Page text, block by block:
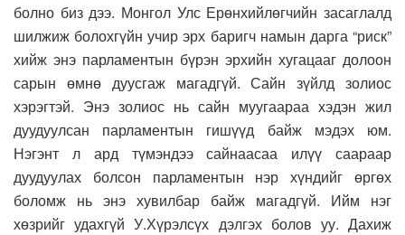
болно биз дээ. Монгол Улс Ерөнхийлөгчийн засаглалд
шилжиж болохгүйн учир эрх баригч намын дарга “риск”
хийж энэ парламентын бүрэн эрхийн хугацааг долоон
сарын өмнө дуусгаж магадгүй. Сайн зүйлд золиос
хэрэгтэй. Энэ золиос нь сайн муугаараа хэдэн жил
дуудуулсан парламентын гишүүд байж мэдэх юм.
Нэгэнт л ард түмэндээ сайнаасаа илүү саараар
дуудуулах болсон парламентын нэр хүндийг өргөх
боломж нь энэ хувилбар байж магадгүй. Ийм нэг
хөзрийг удахгүй У.Хүрэлсүх дэлгэх болов уу. Дахиж